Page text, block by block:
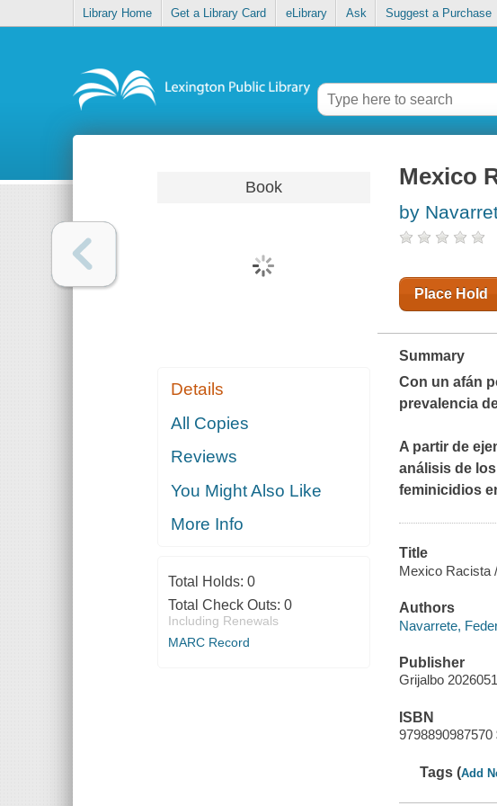
Library Home Get a Library Card eLibrary Ask Suggest a Purchase
Book
Details
All Copies
Reviews
You Might Also Like
More Info
Total Holds: 0
Total Check Outs: 0
Including Renewals
MARC Record
Mexico
by
Place Hold
Summary
Con un afán
prevalencia
A partir de
análisis de
feminicidios
Title
Mexico Racista
Authors
Navarrete,
Publisher
Grijalbo
ISBN
9798890987570
Tags (Add